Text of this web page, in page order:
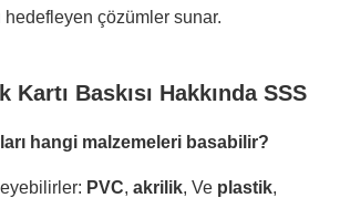
hedefleyen çözümler sunar.
Kartı Baskısı Hakkında SSS
hangi malzemeleri basabilir?
PVC, akrilik, Ve plastik,